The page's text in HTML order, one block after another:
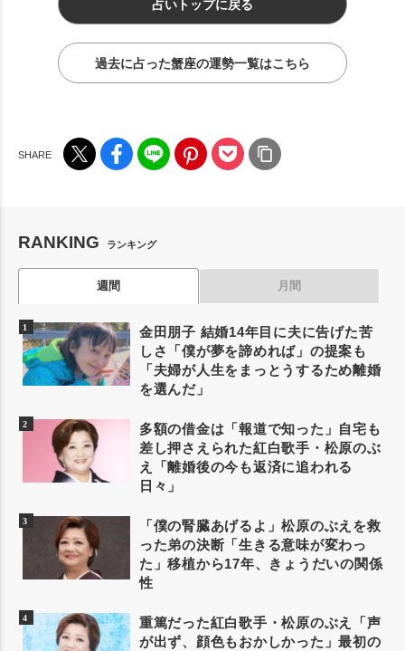
占いトップに戻る
過去に占った蟹座の運勢一覧はこちら
RANKING ランキング
週間 月間
金田朋子 結婚14年目に夫に告げた苦
しさ「僕が夢を諦めれば」の提案も
「夫婦が人生をまっとうするため離婚
を選んだ」
多額の借金は「報道で知った」自宅も
差し押さえられた紅白歌手・松原のぶ
え「離婚後の今も返済に追われる
日々」
「僕の腎臓あげるよ」松原のぶえを救
った弟の決断「生きる意味が変わっ
た」移植から17年、きょうだいの関係
性
重篤だった紅白歌手・松原のぶえ「声
が出ず、顔色もおかしかった」最初の